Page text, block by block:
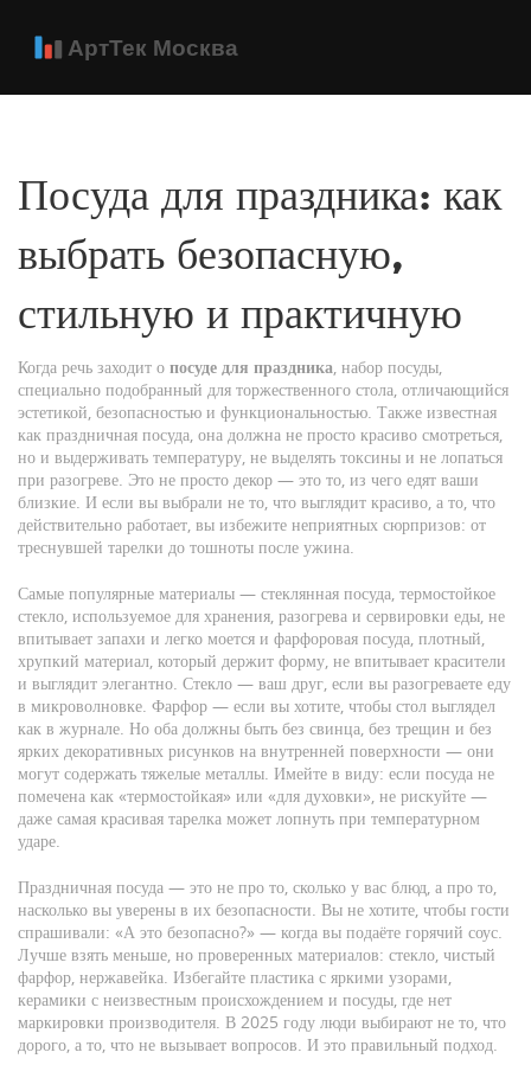
Посуда для праздника: как
выбрать безопасную,
стильную и практичную
Когда речь заходит о посуде для праздника, набор посуды,
специально подобранный для торжественного стола, отличающийся
эстетикой, безопасностью и функциональностью. Также известная
как праздничная посуда, она должна не просто красиво смотреться,
но и выдерживать температуру, не выделять токсины и не лопаться
при разогреве. Это не просто декор — это то, из чего едят ваши
близкие. И если вы выбрали не то, что выглядит красиво, а то, что
действительно работает, вы избежите неприятных сюрпризов: от
треснувшей тарелки до тошноты после ужина.
Самые популярные материалы — стеклянная посуда, термостойкое
стекло, используемое для хранения, разогрева и сервировки еды, не
впитывает запахи и легко моется и фарфоровая посуда, плотный,
хрупкий материал, который держит форму, не впитывает красители
и выглядит элегантно. Стекло — ваш друг, если вы разогреваете еду
в микроволновке. Фарфор — если вы хотите, чтобы стол выглядел
как в журнале. Но оба должны быть без свинца, без трещин и без
ярких декоративных рисунков на внутренней поверхности — они
могут содержать тяжелые металлы. Имейте в виду: если посуда не
помечена как «термостойкая» или «для духовки», не рискуйте —
даже самая красивая тарелка может лопнуть при температурном
ударе.
Праздничная посуда — это не про то, сколько у вас блюд, а про то,
насколько вы уверены в их безопасности. Вы не хотите, чтобы гости
спрашивали: «А это безопасно?» — когда вы подаёте горячий соус.
Лучше взять меньше, но проверенных материалов: стекло, чистый
фарфор, нержавейка. Избегайте пластика с яркими узорами,
керамики с неизвестным происхождением и посуды, где нет
маркировки производителя. В 2025 году люди выбирают не то, что
дорого, а то, что не вызывает вопросов. И это правильный подход.